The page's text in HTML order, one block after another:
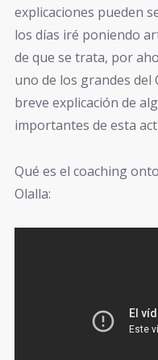
explicaciones pueden
los días iré poniendo
de que se trata, por
uno de los grandes del
breve explicación de
importantes de esta
Qué es el coaching
Olalla: